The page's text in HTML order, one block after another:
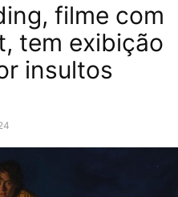
filme com
tem exibição
insultos